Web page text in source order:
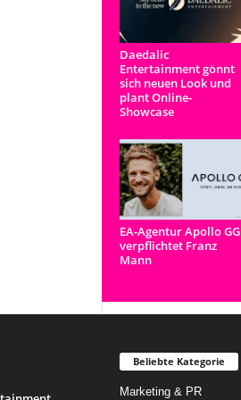
Daedalic
Entertainment gönnt
sich neuen Look und
plant Online-
Showcase
EA-Agentur Apollo GG
verpflichtet Franz
Mann
Beliebte Kategorie
Marketing & PR